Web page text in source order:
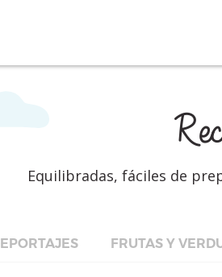
Equilibradas, fáciles de
FRUTAS Y